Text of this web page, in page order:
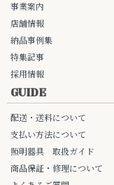
事業案内
店舗情報
納品事例集
特集記事
採用情報
GUIDE
配送・送料について
支払い方法について
照明器具 取扱ガイド
商品保証・修理について